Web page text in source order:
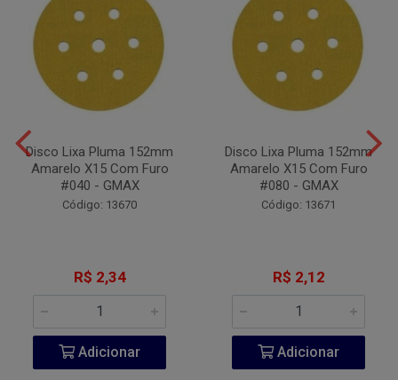
Disco Lixa Pluma 152mm
Amarelo X15 Com Furo
#040 - GMAX
Código: 13670
R$ 2,34
Adicionar
Disco Lixa Pluma 152mm
Amarelo X15 Com Furo
#080 - GMAX
Código: 13671
R$ 2,12
Adicionar